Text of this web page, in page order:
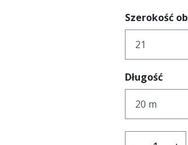
Szerokość
Długość